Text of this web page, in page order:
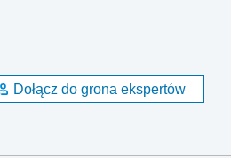
Dołącz do grona ekspertów